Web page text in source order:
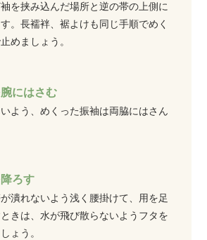
を挟み込んだ場所と逆の帯の上側に
。長襦袢、裾よけも同じ手順でめく
めましょう。
にはさむ
よう、めくった振袖は両脇にはさん
ろす
潰れないよう浅く腰掛けて、用を足
きは、水が飛び散らないようフタを
ょう。